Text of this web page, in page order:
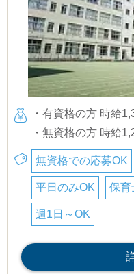
・有資格の方 時給
・無資格の方 時給
無資格での応募OK
平日のみOK 保育
週1日～OK